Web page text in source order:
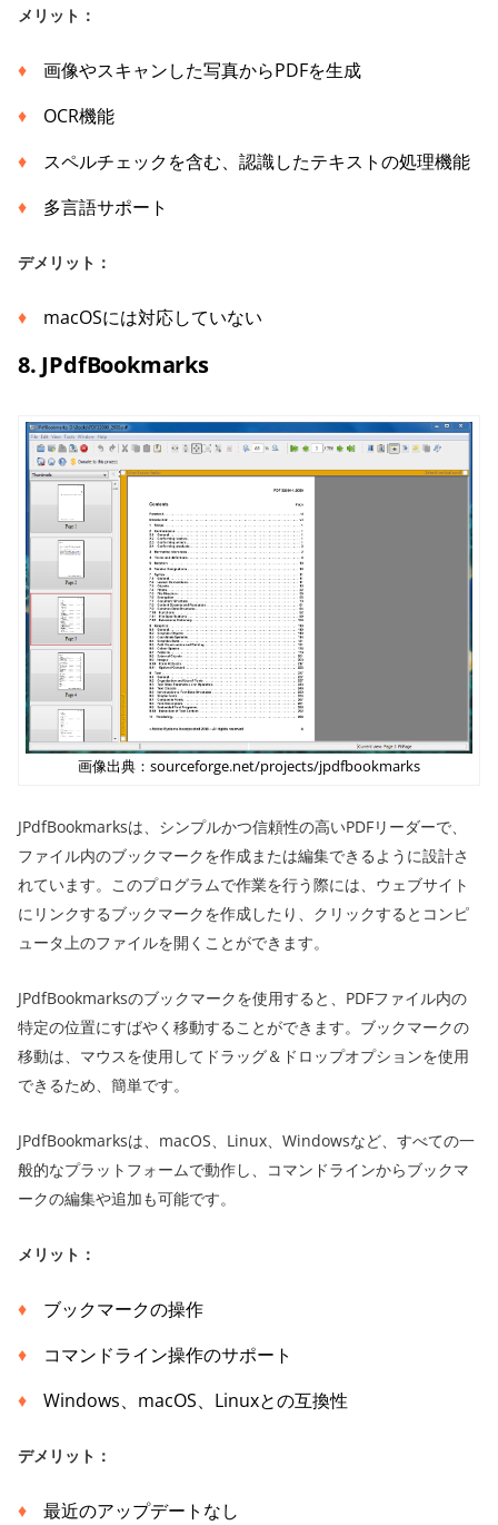
メリット：
画像やスキャンした写真からPDFを生成
OCR機能
スペルチェックを含む、認識したテキストの処理機能
多言語サポート
デメリット：
macOSには対応していない
8. JPdfBookmarks
画像出典：sourceforge.net/projects/jpdfbookmarks
JPdfBookmarksは、シンプルかつ信頼性の高いPDFリーダーで、
ファイル内のブックマークを作成または編集できるように設計さ
れています。このプログラムで作業を行う際には、ウェブサイト
にリンクするブックマークを作成したり、クリックするとコンピ
ュータ上のファイルを開くことができます。
JPdfBookmarksのブックマークを使用すると、PDFファイル内の
特定の位置にすばやく移動することができます。ブックマークの
移動は、マウスを使用してドラッグ＆ドロップオプションを使用
できるため、簡単です。
JPdfBookmarksは、macOS、Linux、Windowsなど、すべての一
般的なプラットフォームで動作し、コマンドラインからブックマ
ークの編集や追加も可能です。
メリット：
ブックマークの操作
コマンドライン操作のサポート
Windows、macOS、Linuxとの互換性
デメリット：
最近のアップデートなし